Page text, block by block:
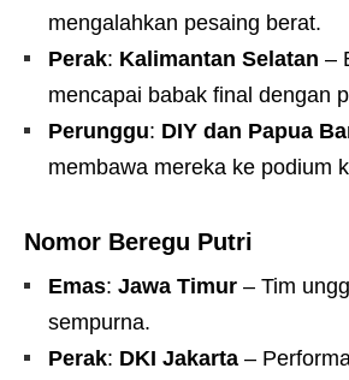
mengalahkan pesaing berat.
Perak: Kalimantan Selatan –
mencapai babak final dengan
Perunggu: DIY dan Papua
membawa mereka ke podium
Nomor Beregu Putri
Emas: Jawa Timur – Tim
sempurna.
Perak: DKI Jakarta –